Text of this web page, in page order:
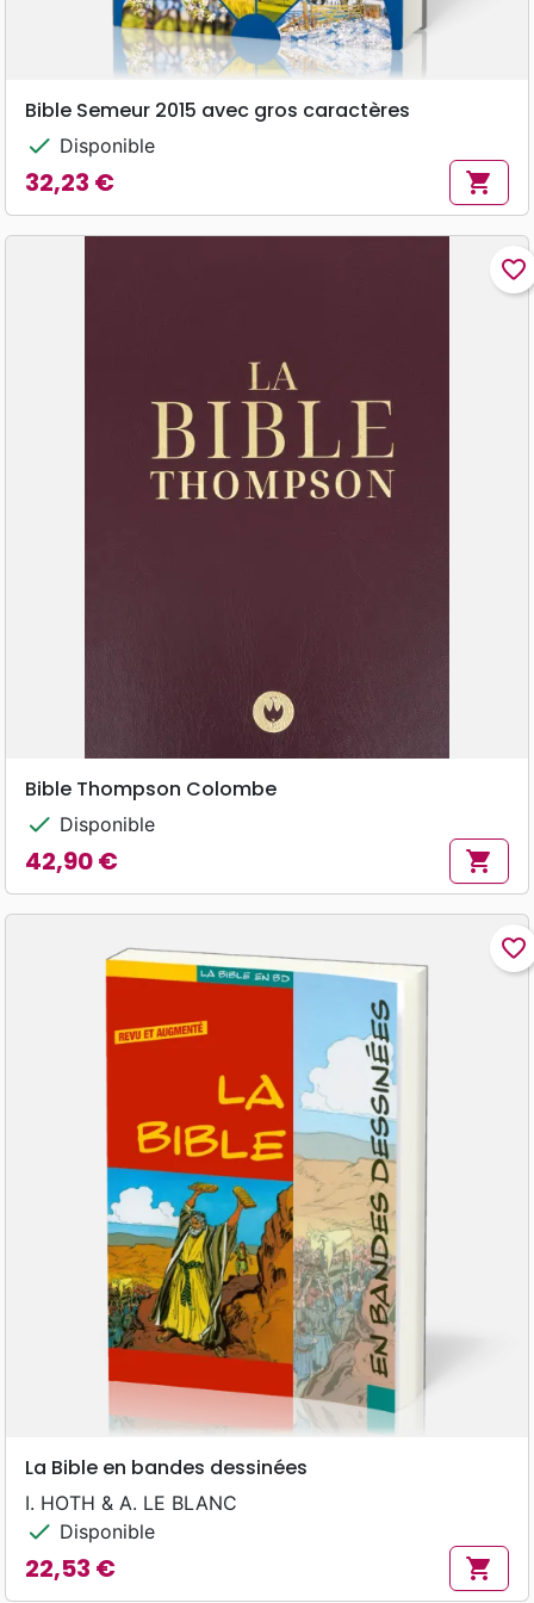
Bible Semeur 2015 avec gros caractères
check Disponible
Prix
32,23 € shopping_cart
favorite_border
Bible Thompson Colombe
check Disponible
Prix
42,90 € shopping_cart
favorite_border
La Bible en bandes dessinées
I. HOTH & A. LE BLANC
check Disponible
Prix
22,53 € shopping_cart